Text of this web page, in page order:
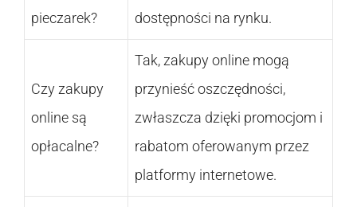
pieczarek?
dostępności na rynku.
Czy zakupy
online są
opłacalne?
Tak, zakupy online mogą
przynieść oszczędności,
zwłaszcza dzięki promocjom i
rabatom oferowanym przez
platformy internetowe.